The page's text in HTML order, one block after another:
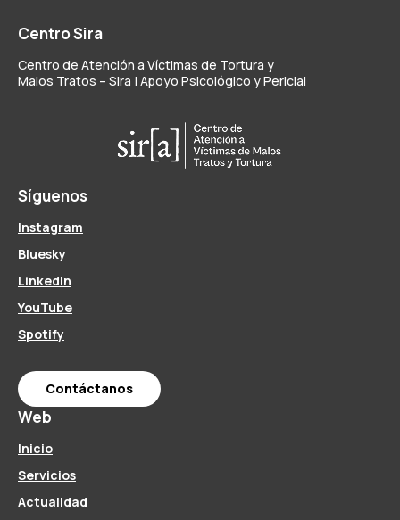
Centro Sira
Centro de Atención a Víctimas de Tortura y
Malos Tratos – Sira | Apoyo Psicológico y Pericial
Síguenos
Instagram
Bluesky
LinkedIn
YouTube
Spotify
Contáctanos
Web
Inicio
Servicios
Actualidad